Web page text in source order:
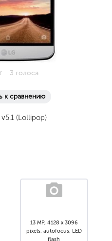
3 голоса
к сравнению
(Lollipop)
13 MP, 4128 x 3096
pixels, autofocus, LED
flash